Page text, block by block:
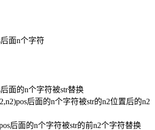
后面n个字符
后面的n个字符被str替换
后面的n个字符被str的n2位置后的n2
后面的n个字符被str的前n2个字符替换